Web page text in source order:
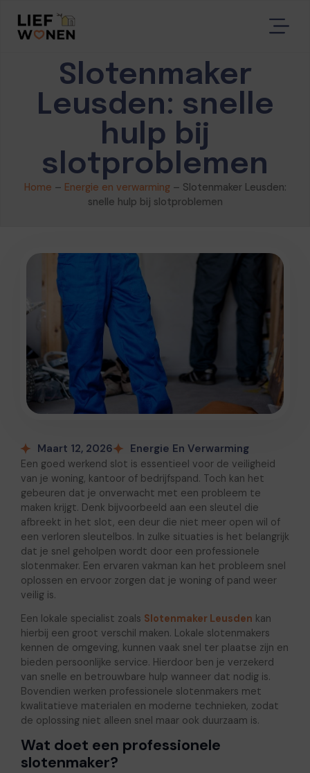
Slotenmaker
Leusden: snelle
hulp bij
slotproblemen
Home – Energie en verwarming– Slotenmaker Leusden:
snelle hulp bij slotproblemen
Maart 12, 2026 Energie En Verwarming
Een goed werkend slot is essentieel voor de veiligheid
van je woning, kantoor of bedrijfspand. Toch kan het
gebeuren dat je onverwacht met een probleem te
maken krijgt. Denk bijvoorbeeld aan een sleutel die
afbreekt in het slot, een deur die niet meer open wil of
een verloren sleutelbos. In zulke situaties is het belangrijk
dat je snel geholpen wordt door een professionele
slotenmaker. Een ervaren vakman kan het probleem snel
oplossen en ervoor zorgen dat je woning of pand weer
veilig is.
Een lokale specialist zoals Slotenmaker Leusden kan
hierbij een groot verschil maken. Lokale slotenmakers
kennen de omgeving, kunnen vaak snel ter plaatse zijn en
bieden persoonlijke service. Hierdoor ben je verzekerd
van snelle en betrouwbare hulp wanneer dat nodig is.
Bovendien werken professionele slotenmakers met
kwalitatieve materialen en moderne technieken, zodat
de oplossing niet alleen snel maar ook duurzaam is.
Wat doet een professionele
slotenmaker?